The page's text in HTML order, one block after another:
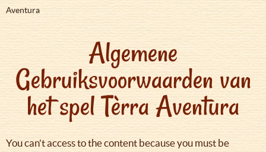
Aventura
Algemene
Gebruiksvoorwaarden van
het spel Tèrra Aventura
You can't access to the content because you must be